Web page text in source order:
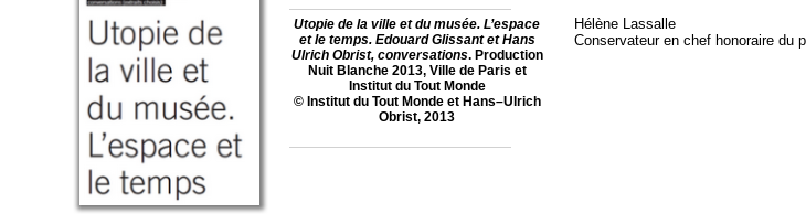
Hélène Lassalle
Conservateur en chef honoraire du
Utopie de la ville et du musée. L’espace
et le temps. Edouard Glissant et Hans
Ulrich Obrist, conversations. Production
Nuit Blanche 2013, Ville de Paris et
Institut du Tout Monde
© Institut du Tout Monde et Hans–Ulrich
Obrist, 2013